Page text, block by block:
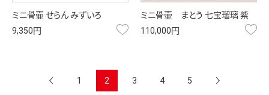
ミニ骨壷 せらん みずいろ
9,350円
お気に入り
ミニ骨壷 まとう 七宝瑠璃 紫
110,000円
1 2 3 4 5